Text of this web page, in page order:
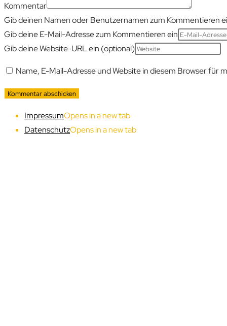
Kommentar
Gib deinen Namen oder Benutzernamen zum Kommentieren
Gib deine E-Mail-Adresse zum Kommentieren ein
Gib deine Website-URL ein (optional)
Name, E-Mail-Adresse und Website in diesem Browser für
ImpressumOpens in a new tab
DatenschutzOpens in a new tab